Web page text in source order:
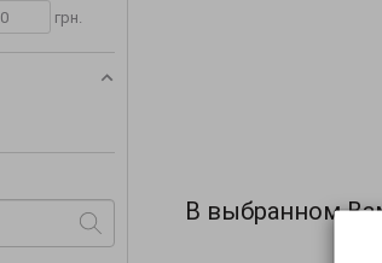
грн.
В выбранном